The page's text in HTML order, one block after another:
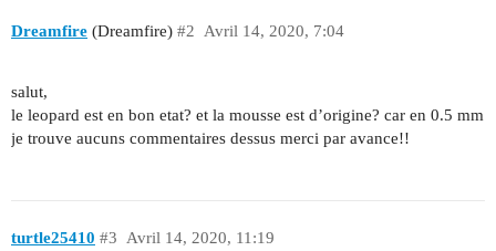
Dreamfire (Dreamfire) Avril 14, 2020, 7:04
#2
salut,
le leopard est en bon etat? et la mousse est d’origine? car en 0.5 mm
je trouve aucuns commentaires dessus merci par avance!!
turtle25410 Avril 14, 2020, 11:19
#3